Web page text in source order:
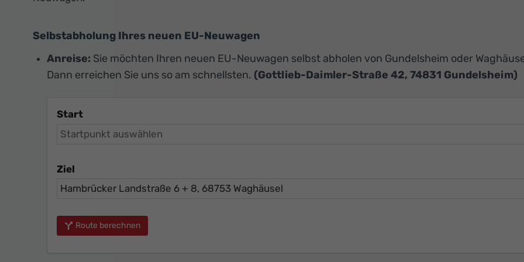
Selbstabholung Ihres neuen EU-Neuwagen
Anreise: Sie möchten Ihren neuen EU-Neuwagen selbst abholen von Gundelsheim oder
Dann erreichen Sie uns so am schnellsten. (Gottlieb-Daimler-Straße 42, 74831 Gundelsheim)
Start
Ziel
Route berechnen